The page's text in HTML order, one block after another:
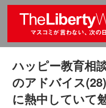
ハッピー教育相
のアドバイス
に熱中していて